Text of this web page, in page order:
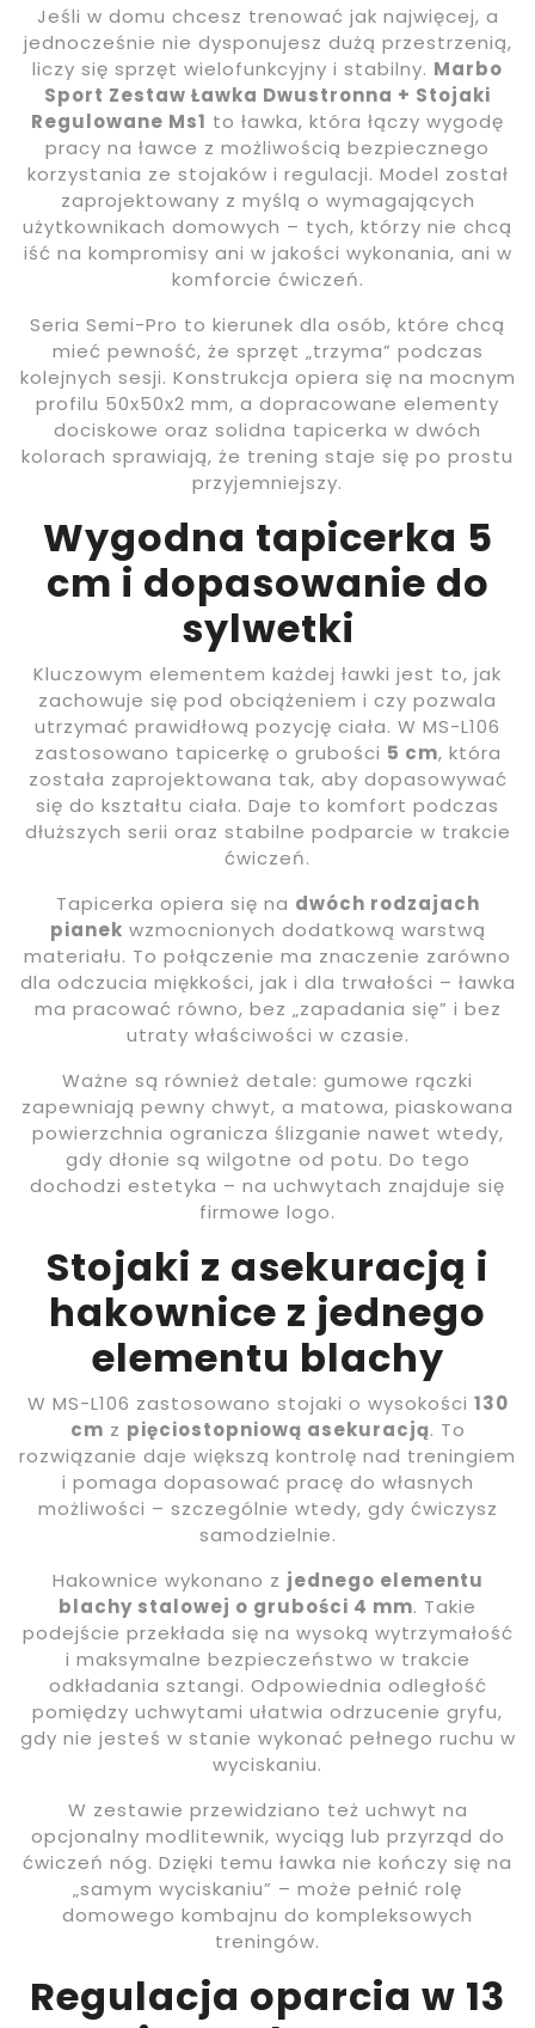
Jeśli w domu chcesz trenować jak najwięcej, a
jednocześnie nie dysponujesz dużą przestrzenią,
liczy się sprzęt wielofunkcyjny i stabilny. Marbo
Sport Zestaw Ławka Dwustronna + Stojaki
Regulowane Ms1 to ławka, która łączy wygodę
pracy na ławce z możliwością bezpiecznego
korzystania ze stojaków i regulacji. Model został
zaprojektowany z myślą o wymagających
użytkownikach domowych – tych, którzy nie chcą
iść na kompromisy ani w jakości wykonania, ani w
komforcie ćwiczeń.
Seria Semi-Pro to kierunek dla osób, które chcą
mieć pewność, że sprzęt „trzyma” podczas
kolejnych sesji. Konstrukcja opiera się na mocnym
profilu 50x50x2 mm, a dopracowane elementy
dociskowe oraz solidna tapicerka w dwóch
kolorach sprawiają, że trening staje się po prostu
przyjemniejszy.
Wygodna tapicerka 5
cm i dopasowanie do
sylwetki
Kluczowym elementem każdej ławki jest to, jak
zachowuje się pod obciążeniem i czy pozwala
utrzymać prawidłową pozycję ciała. W MS-L106
zastosowano tapicerkę o grubości 5 cm, która
została zaprojektowana tak, aby dopasowywać
się do kształtu ciała. Daje to komfort podczas
dłuższych serii oraz stabilne podparcie w trakcie
ćwiczeń.
Tapicerka opiera się na dwóch rodzajach
pianek wzmocnionych dodatkową warstwą
materiału. To połączenie ma znaczenie zarówno
dla odczucia miękkości, jak i dla trwałości – ławka
ma pracować równo, bez „zapadania się” i bez
utraty właściwości w czasie.
Ważne są również detale: gumowe rączki
zapewniają pewny chwyt, a matowa, piaskowana
powierzchnia ogranicza ślizganie nawet wtedy,
gdy dłonie są wilgotne od potu. Do tego
dochodzi estetyka – na uchwytach znajduje się
firmowe logo.
Stojaki z asekuracją i
hakownice z jednego
elementu blachy
W MS-L106 zastosowano stojaki o wysokości 130
cm z pięciostopniową asekuracją. To
rozwiązanie daje większą kontrolę nad treningiem
i pomaga dopasować pracę do własnych
możliwości – szczególnie wtedy, gdy ćwiczysz
samodzielnie.
Hakownice wykonano z jednego elementu
blachy stalowej o grubości 4 mm. Takie
podejście przekłada się na wysoką wytrzymałość
i maksymalne bezpieczeństwo w trakcie
odkładania sztangi. Odpowiednia odległość
pomiędzy uchwytami ułatwia odrzucenie gryfu,
gdy nie jesteś w stanie wykonać pełnego ruchu w
wyciskaniu.
W zestawie przewidziano też uchwyt na
opcjonalny modlitewnik, wyciąg lub przyrząd do
ćwiczeń nóg. Dzięki temu ławka nie kończy się na
„samym wyciskaniu” – może pełnić rolę
domowego kombajnu do kompleksowych
treningów.
Regulacja oparcia w 13